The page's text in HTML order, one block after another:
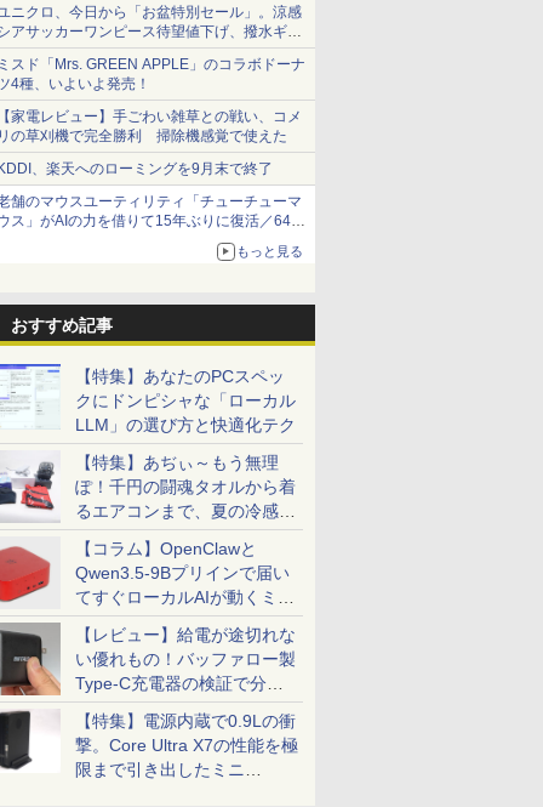
ニクロ、今日から「お盆特別セール」。涼感
アサッカーワンピース待望値下げ、撥水ギア
ョーツは1990円に
スド「Mrs. GREEN APPLE」のコラボドーナ
4種、いよいよ発売！
家電レビュー】手ごわい雑草との戦い、コメ
の草刈機で完全勝利 掃除機感覚で使えた
、楽天へのローミングを9月末で終了
舗のマウスユーティリティ「チューチューマ
ス」がAIの力を借りて15年ぶりに復活／64bit
、Windows 10/11、「Chrome」も走り回
。復活記念で2026年末まで500円
もっと見る
おすすめ記事
【特集】あなたのPCスペッ
クにドンピシャな「ローカル
LLM」の選び方と快適化テク
【特集】あぢぃ～もう無理
ぽ！千円の闘魂タオルから着
るエアコンまで、夏の冷感グ
ッズ一挙紹介
【コラム】OpenClawと
Qwen3.5-9Bプリインで届い
てすぐローカルAIが動くミニ
PC「SER9 Pro」
【レビュー】給電が途切れな
い優れもの！バッファロー製
Type-C充電器の検証で分か
ったこと
【特集】電源内蔵で0.9Lの衝
撃。Core Ultra X7の性能を極
限まで引き出したミニ